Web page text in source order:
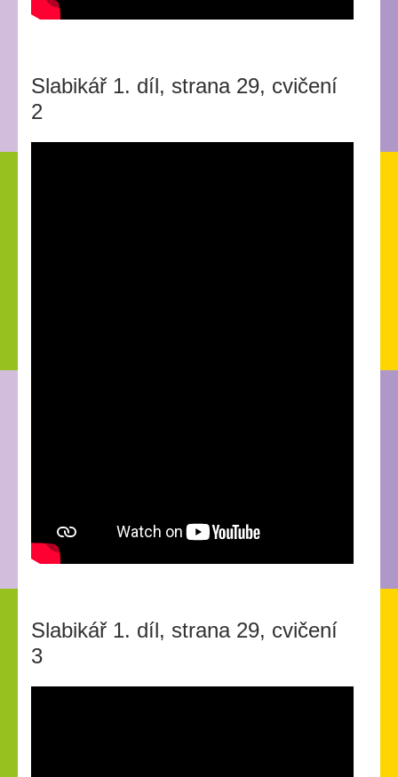
Slabikář 1. díl, strana 29, cvičení
2
Slabikář 1. díl, strana 29, cvičení
3